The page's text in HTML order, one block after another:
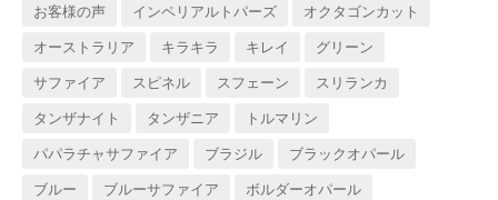
お客様の声 インペリアルトパーズ
オクタゴンカット
オーストラリア
キラキラ キレイ
グリーン
サファイア
スピネル スフェーン
スリランカ
タンザナイト
タンザニア
トルマリン
パパラチャサファイア
ブラジル
ブラックオパール
ブルー
ブルーサファイア
ボルダーオパール